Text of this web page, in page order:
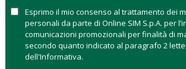
E di guerra con il prezzo del petrolio
si può adesso parlare apertamente. Il
stata la riunione dei 13 principali
si è tenuta il 4 dicembre e ha sancito,
alle quote dell’Opec.
Esprimo il mio consenso al trattamento dei
personali da parte di Online SIM S.p.A. per
comunicazioni promozionali per finalità di
secondo quanto indicato al paragrafo 2
dell'Informativa.